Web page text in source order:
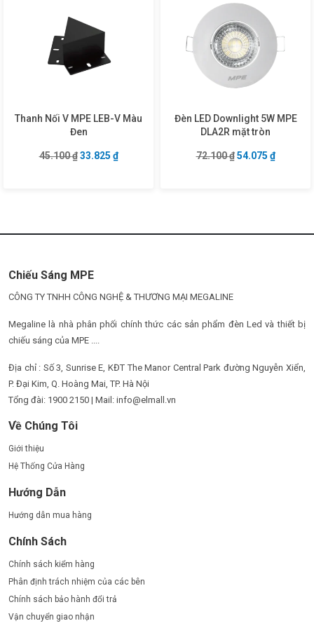
Thanh Nối V MPE LEB-V Màu
Đen
45.100₫ Giá gốc là: 45.100 ₫.
33.825 ₫Giá hiện tại là: 33.825 ₫.
Đèn LED Downlight 5W MPE
DLA2R mặt tròn
72.100₫ Giá gốc là:
54.075 ₫Giá hiện
Chiếu Sáng MPE
CÔNG TY TNHH CÔNG NGHỆ & THƯƠNG MẠI MEGALINE
Megaline là nhà phân phối chính thức các sản phẩm đèn Led và thiết bị
chiếu sáng của MPE ....
Địa chỉ : Số 3, Sunrise E, KĐT The Manor Central Park đường Nguyễn Xiển,
P. Đại Kim, Q. Hoàng Mai, TP. Hà Nội
Tổng đài: 1900 2150 | Mail: info@elmall.vn
Về Chúng Tôi
Giới thiệu
Hệ Thống Cửa Hàng
Hướng Dẫn
Hướng dẫn mua hàng
Chính Sách
Chính sách kiểm hàng
Phân định trách nhiệm của các bên
Chính sách bảo hành đổi trả
Vận chuyển giao nhận